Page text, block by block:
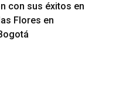
con sus éxitos en
Flores en